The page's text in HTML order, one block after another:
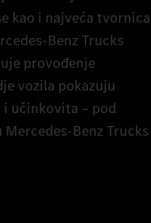
kao i najveća tvornica
Benz Trucks
provođenje
vozila pokazuju
učinkovita – pod
Benz Trucks